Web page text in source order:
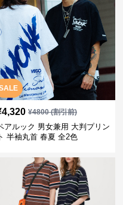
4,320 ¥4800(割引前)
アルック 男女兼用 大判プリン
半袖丸首 春夏 全2色